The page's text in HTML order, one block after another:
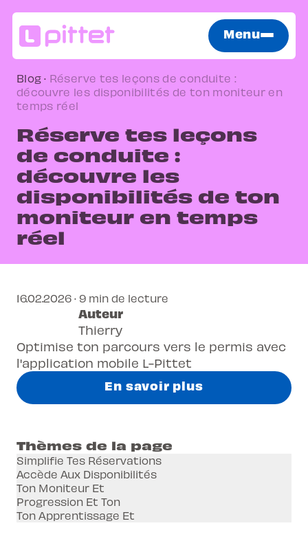
Menu
Blog · Réserve tes leçons de conduite :
découvre les disponibilités de ton moniteur en
temps réel
Réserve tes leçons
de conduite :
découvre les
disponibilités de ton
moniteur en temps
réel
Optimise ton parcours vers le permis avec
l'application mobile L-Pittet
En savoir plus
16.02.2026 · 9 min de lecture
Auteur
Thierry
Thèmes de la page
Simplifie Tes Réservations
Accède Aux Disponibilités
Ton Moniteur Et
Progression Et Ton
Ton Apprentissage Et